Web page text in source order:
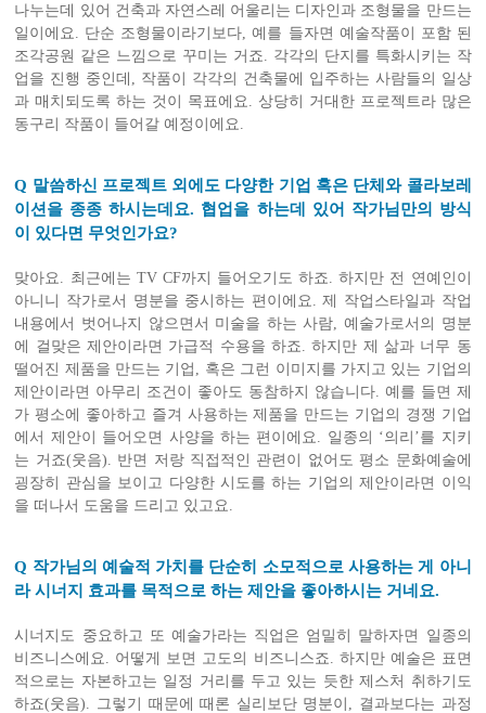
나누는데 있어 건축과 자연스레 어울리는 디자인과 조형물을 만드는
일이에요. 단순 조형물이라기보다, 예를 들자면 예술작품이 포함 된
조각공원 같은 느낌으로 꾸미는 거죠. 각각의 단지를 특화시키는 작
업을 진행 중인데, 작품이 각각의 건축물에 입주하는 사람들의 일상
과 매치되도록 하는 것이 목표에요. 상당히 거대한 프로젝트라 많은
동구리 작품이 들어갈 예정이에요.
Q 말씀하신 프로젝트 외에도 다양한 기업 혹은 단체와 콜라보레
이션을 종종 하시는데요. 협업을 하는데 있어 작가님만의 방식
이 있다면 무엇인가요?
맞아요. 최근에는 TV CF까지 들어오기도 하죠. 하지만 전 연예인이
아니니 작가로서 명분을 중시하는 편이에요. 제 작업스타일과 작업
내용에서 벗어나지 않으면서 미술을 하는 사람, 예술가로서의 명분
에 걸맞은 제안이라면 가급적 수용을 하죠. 하지만 제 삶과 너무 동
떨어진 제품을 만드는 기업, 혹은 그런 이미지를 가지고 있는 기업의
제안이라면 아무리 조건이 좋아도 동참하지 않습니다. 예를 들면 제
가 평소에 좋아하고 즐겨 사용하는 제품을 만드는 기업의 경쟁 기업
에서 제안이 들어오면 사양을 하는 편이에요. 일종의 ‘의리’를 지키
는 거죠(웃음). 반면 저랑 직접적인 관련이 없어도 평소 문화예술에
굉장히 관심을 보이고 다양한 시도를 하는 기업의 제안이라면 이익
을 떠나서 도움을 드리고 있고요.
Q 작가님의 예술적 가치를 단순히 소모적으로 사용하는 게 아니
라 시너지 효과를 목적으로 하는 제안을 좋아하시는 거네요.
시너지도 중요하고 또 예술가라는 직업은 엄밀히 말하자면 일종의
비즈니스에요. 어떻게 보면 고도의 비즈니스죠. 하지만 예술은 표면
적으로는 자본하고는 일정 거리를 두고 있는 듯한 제스처 취하기도
하죠(웃음). 그렇기 때문에 때론 실리보단 명분이, 결과보다는 과정